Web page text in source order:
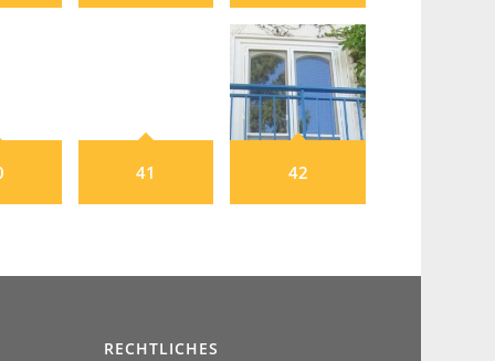
41 42
RECHTLICHES